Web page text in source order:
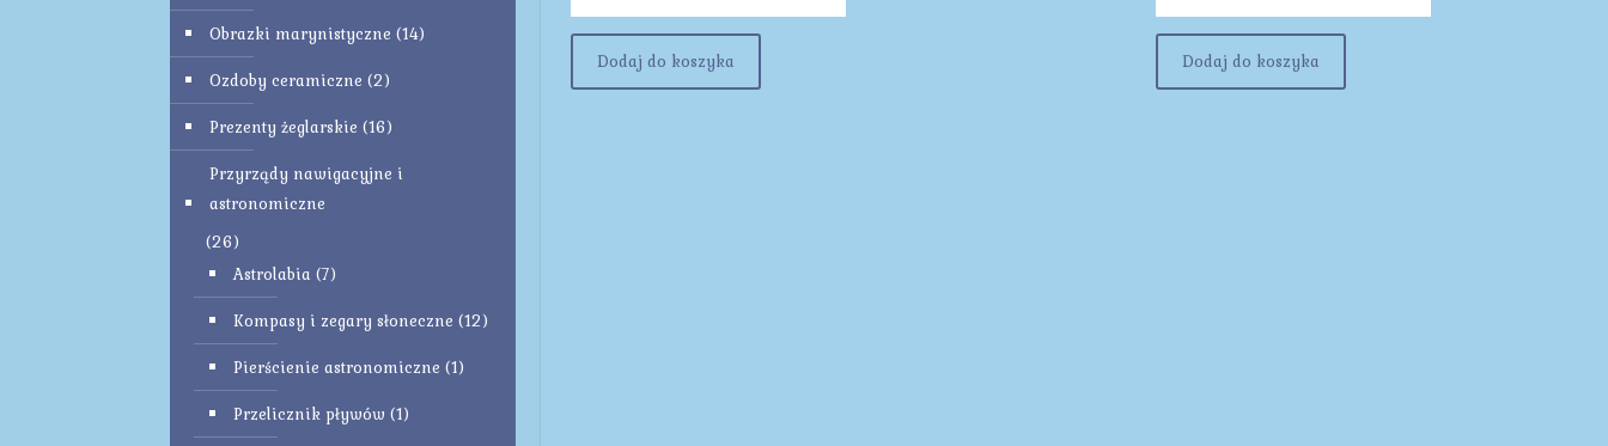
Dodaj do koszyka Dodaj do koszyka
Obrazki marynistyczne (14)
Ozdoby ceramiczne (2)
Prezenty żeglarskie (16)
Przyrządy nawigacyjne i
astronomiczne
(26)
Astrolabia (7)
Kompasy i zegary słoneczne (12)
Pierścienie astronomiczne (1)
Przelicznik pływów (1)